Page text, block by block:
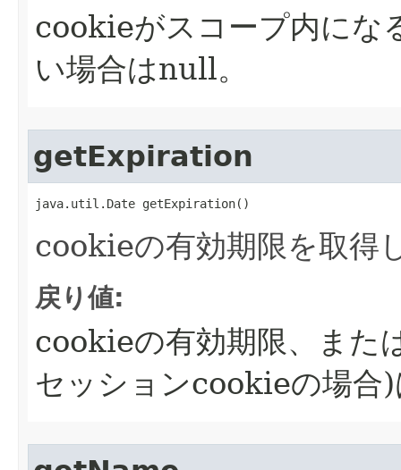
cookieがスコープ内にな
い場合はnull。
getExpiration
java.util.Date getExpiration()
cookieの有効期限を取得
戻り値:
cookieの有効期限、また
セッションcookieの場合